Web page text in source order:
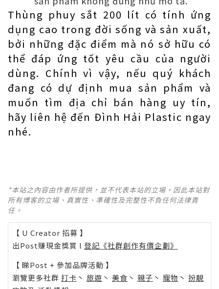
Thùng phuy sắt 200 lít có tính ứng
dụng cao trong đời sống và sản xuất,
bởi những đặc điểm mà nó sở hữu có
thể đáp ứng tốt yêu cầu của người
dùng. Chính vì vậy, nếu quý khách
đang có dự định mua sản phẩm và
muốn tìm địa chỉ bán hàng uy tín,
hãy liên hệ đến Đình Hải Plastic ngay
nhé.
*本站之內容由作者所提供，並不代表本站的立場。因此本站對
所有博客的立場、真實性、準確性及完整性不負任何法律責
任。
【 U Creator 招募 】
出Post賺現金獎賞 l 登記《社群創作有價企劃》
【 睇Post + 參加品牌活動 】
瀏覽更多社群 打卡 丶 旅遊 丶 美食 丶 親子 丶 寵物 丶 扮靚